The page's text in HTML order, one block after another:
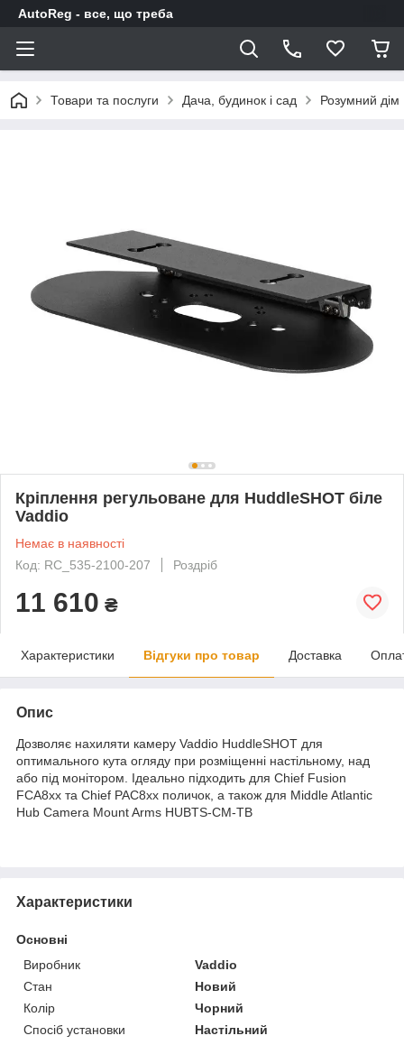
AutoReg - все, що треба
Товари та послуги Дача, будинок і сад Розумний дім
Кріплення регульоване для HuddleSHOT біле
Vaddio
Немає в наявності
Код: RC_535-2100-207
Роздріб
11 610 ₴
Характеристики Відгуки про товар Доставка
Опис
Дозволяє нахиляти камеру Vaddio HuddleSHOT для
оптимального кута огляду при розміщенні настільному, над
або під монітором. Ідеально підходить для Chief Fusion
FCA8xx та Chief PAC8xx поличок, а також для Middle Atlantic
Hub Camera Mount Arms HUBTS-CM-TB
Характеристики
Основні
Виробник
Vaddio
Стан
Новий
Колір
Чорний
Спосіб установки
Настільний